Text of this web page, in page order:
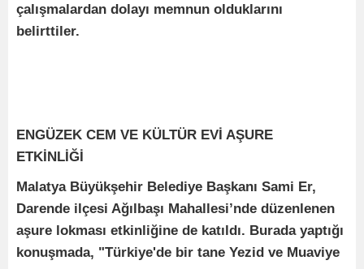
çalışmalardan dolayı memnun olduklarını
belirttiler.
ENGÜZEK CEM VE KÜLTÜR EVİ AŞURE
ETKİNLİĞİ
Malatya Büyükşehir Belediye Başkanı Sami Er,
Darende ilçesi Ağılbaşı Mahallesi’nde düzenlenen
aşure lokması etkinliğine de katıldı. Burada yaptığı
konuşmada, "Türkiye'de bir tane Yezid ve Muaviye